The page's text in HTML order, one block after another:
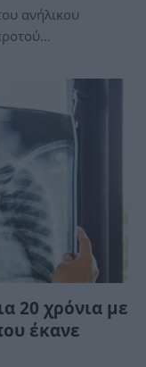
ανήλικου
20 χρόνια με
έκανε